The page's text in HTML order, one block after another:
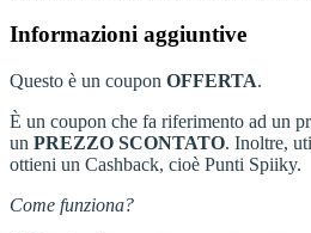
Informazioni aggiuntive
Questo è un coupon OFFERTA.
È un coupon che fa riferimento ad un
un PREZZO SCONTATO. Inoltre,
ottieni un Cashback, cioè Punti Spiiky.
Come funziona?